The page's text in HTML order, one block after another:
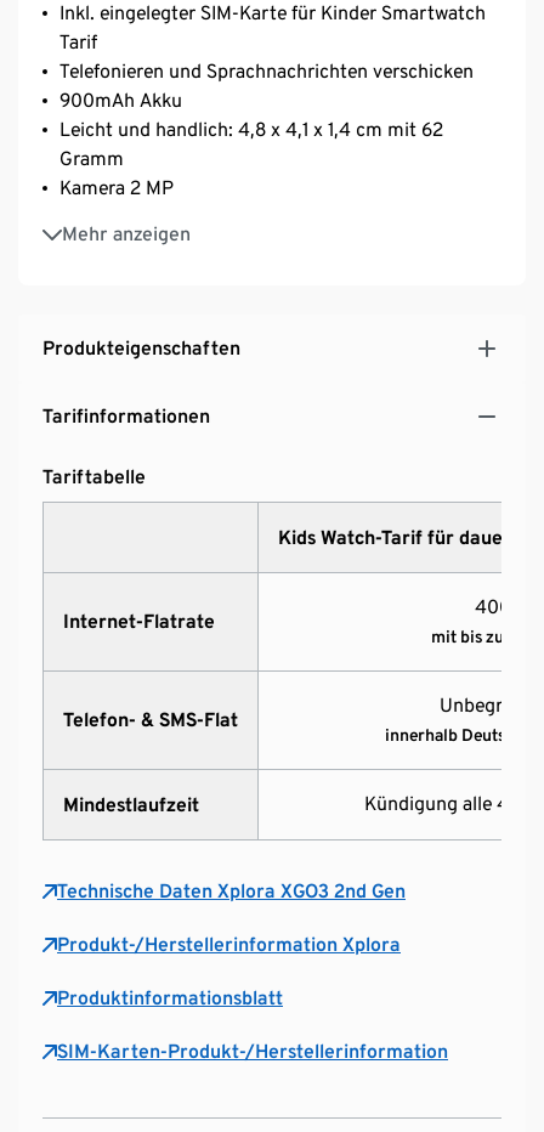
Inkl. eingelegter SIM-Karte für Kinder Smartwatch
Tarif
Telefonieren und Sprachnachrichten verschicken
900mAh Akku
Leicht und handlich: 4,8 x 4,1 x 1,4 cm mit 62
Gramm
Kamera 2 MP
Mehr anzeigen
Touchscreen
Wasserbeständig nach IP68
GPS-Standort mit Kartendarstellung in der App
Produkteigenschaften
Tarifinformationen
Tariftabelle
Kids Watch-Tarif für
Internet-Flatrate
400 MB
mit bis zu 256
Telefon- & SMS-Flat
Unbegrenzt
innerhalb
Mindestlaufzeit Kündigung alle 4
Technische Daten Xplora XGO3 2nd Gen
Produkt-/Herstellerinformation Xplora
Produktinformationsblatt
SIM-Karten-Produkt-/Herstellerinformation